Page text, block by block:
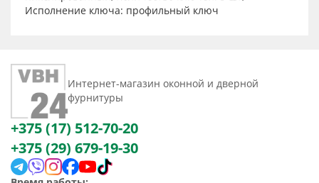
Исполнение ключа: профильный ключ
Интернет-магазин оконной и дверной
фурнитуры
+375 (17) 512-70-20
+375 (29) 679-19-30